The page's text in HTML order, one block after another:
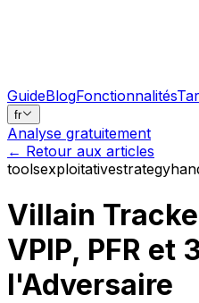
GuideBlogFonctionnalités
fr
Analyse gratuitement
← Retour aux articles
toolsexploitativestrategy
Villain
VPIP, PFR et
l'Adversaire